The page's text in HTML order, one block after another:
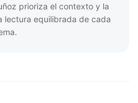
prioriza el contexto y la
lectura equilibrada de cada